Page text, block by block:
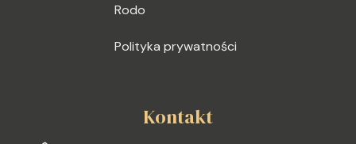
Rodo
Polityka prywatności
Kontakt